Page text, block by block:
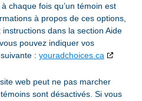
chaque fois qu’un témoin est
à propos de ces options,
dans la section Aide
pouvez indiquer vos
: youradchoices.ca
web peut ne pas marcher
sont désactivés. Si vous